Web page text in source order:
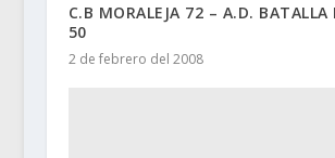
C.B MORALEJA 72 – A.D. BATALLA
50
2 de febrero del 2008